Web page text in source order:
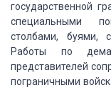
государственной
специальными
столбами, буями,
Работы по
представителей
пограничными